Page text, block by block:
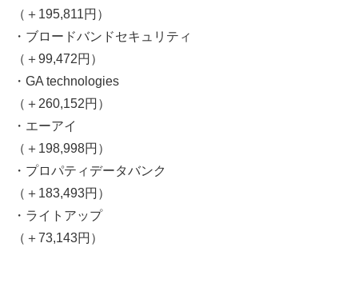
（＋195,811円）
・ブロードバンドセキュリティ
（＋99,472円）
・GA technologies
（＋260,152円）
・エーアイ
（＋198,998円）
・プロパティデータバンク
（＋183,493円）
・ライトアップ
（＋73,143円）